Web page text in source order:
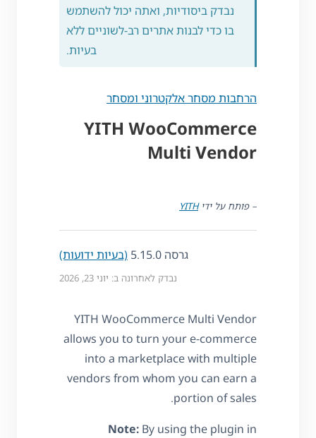
נבדק ביסודיות, ואתה יכול להשתמש
בו כדי לבנות אתרים רב-לשוניים ללא
בעיות.
הרחבות מסחר אלקטרוני ומסחר
YITH WooCommerce
Multi Vendor
– פותח על ידיYITH
גרסה 5.15.0 (בעיות ידועות)
נבדק לאחרונה ב: יוני 23, 2026
YITH WooCommerce Multi Vendor
allows you to turn your e-commerce
into a marketplace with multiple
vendors from whom you can earn a
portion of sales.
Note: By using the plugin in